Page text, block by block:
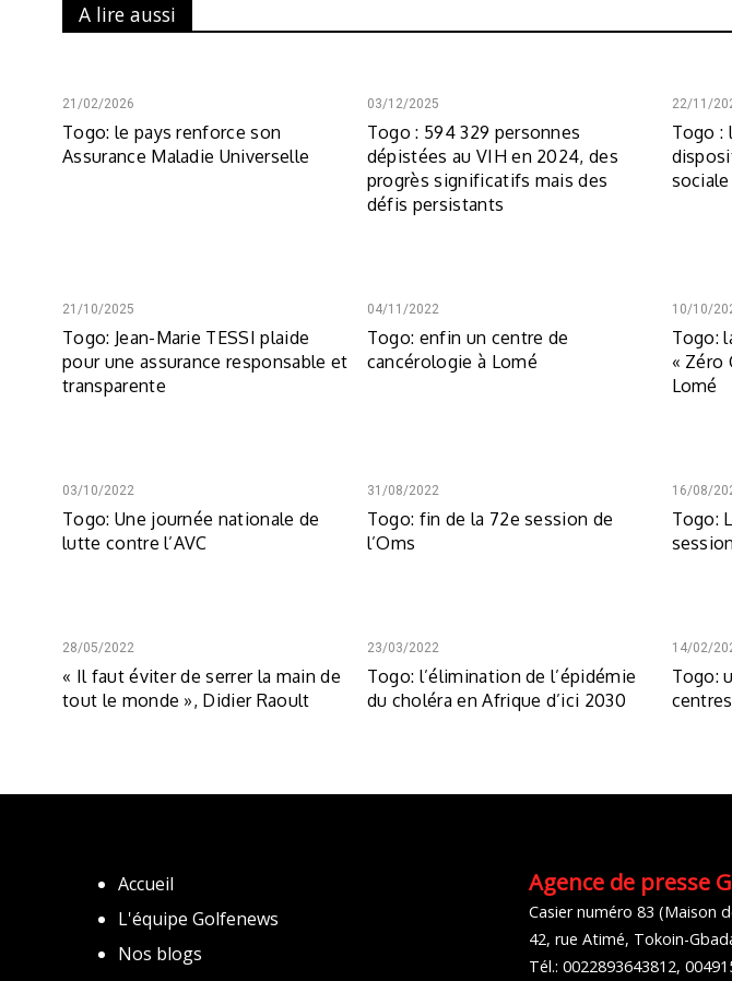
A lire aussi
21/02/2026
Togo: le pays renforce son
Assurance Maladie Universelle
03/12/2025
Togo : 594 329 personnes
dépistées au VIH en 2024, des
progrès significatifs mais des
défis persistants
22/11/
Togo :
sociale
21/10/2025
Togo: Jean-Marie TESSI plaide
pour une assurance responsable et
transparente
04/11/2022
Togo: enfin un centre de
cancérologie à Lomé
10/10/
Togo:
« Zéro
Lomé
03/10/2022
Togo: Une journée nationale de
lutte contre l’AVC
31/08/2022
Togo: fin de la 72e session de
l’Oms
16/08/
Togo:
28/05/2022
« Il faut éviter de serrer la main de
tout le monde », Didier Raoult
23/03/2022
Togo: l’élimination de l’épidémie
du choléra en Afrique d’ici 2030
14/02/
Togo:
Accueil
L'équipe Golfenews
Nos blogs
Agence de presse
Casier numéro 83 (Maison
42, rue Atimé, Tokoin-
Tél.: 0022893643812,